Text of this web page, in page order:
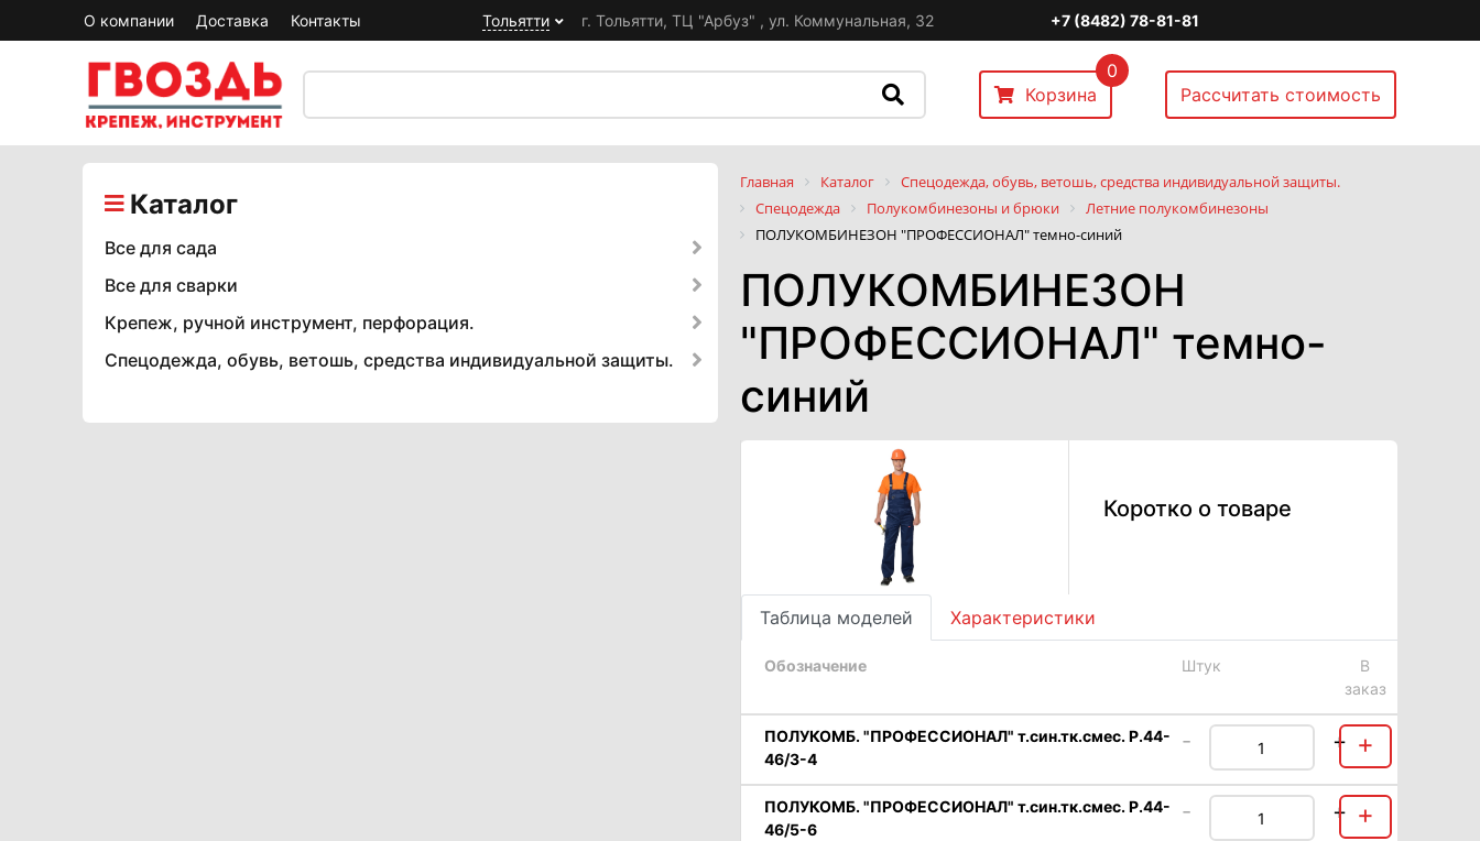
О компании Доставка Контакты Тольятти г. Тольятти, ТЦ "Арбуз" , ул. Коммунальная, 32 +7 (8482) 78-81-81
Корзина
0
Рассчитать стоимость
Главная Каталог
Спецодежда, обувь, ветошь, средства индивидуальной защиты.
Спецодежда
Полукомбинезоны и брюки
Летние полукомбинезоны
ПОЛУКОМБИНЕЗОН "ПРОФЕССИОНАЛ" темно-синий
ПОЛУКОМБИНЕЗОН
"ПРОФЕССИОНАЛ" темно-
синий
Коротко о товаре
Таблица моделей Характеристики
Обозначение Штук
В
заказ
ПОЛУКОМБ. "ПРОФЕССИОНАЛ" т.син.тк.смес. Р.44-
46/3-4
- + +
ПОЛУКОМБ. "ПРОФЕССИОНАЛ" т.син.тк.смес. Р.44-
46/5-6
- + +
Каталог
Все для сада
Все для сварки
Крепеж, ручной инструмент, перфорация.
Спецодежда, обувь, ветошь, средства индивидуальной защиты.